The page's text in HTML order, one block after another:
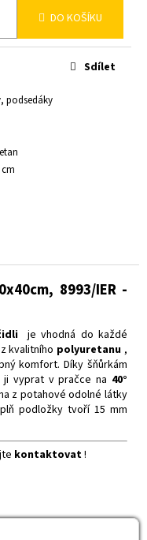
DO KOŠÍKU
podsedáky
cm
Sdílet
8993/IER -
je vhodná do každé
kvalitního polyuretanu ,
komfort.Díky šňůrkám
ji vyprat v pračce na 40°
z potahové odolné látky
podložky tvoří 15 mm
kontaktovat!